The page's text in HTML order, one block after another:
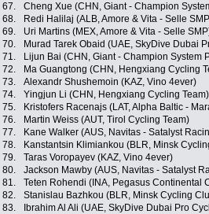
67.
Cheng Xue (CHN, Giant - Champion
68.
Redi Halilaj (ALB, Amore & Vita - Selle
69.
Uri Martins (MEX, Amore & Vita - Selle
70.
Murad Tarek Obaid (UAE, SkyDive Dubai
71.
Lijun Bai (CHN, Giant - Champion System
72.
Ma Guangtong (CHN, Hengxiang Cycling
73.
Alexandr Shushemoin (KAZ, Vino 4ever)
74.
Yingjun Li (CHN, Hengxiang Cycling Team)
75.
Kristofers Racenajs (LAT, Alpha Baltic -
76.
Martin Weiss (AUT, Tirol Cycling Team)
77.
Kane Walker (AUS, Navitas - Satalyst
78.
Kanstantsin Klimiankou (BLR, Minsk
79.
Taras Voropayev (KAZ, Vino 4ever)
80.
Jackson Mawby (AUS, Navitas - Satalyst
81.
Teten Rohendi (INA, Pegasus Continental
82.
Stanislau Bazhkou (BLR, Minsk Cycling
83.
Ibrahim Al Ali (UAE, SkyDive Dubai Pro